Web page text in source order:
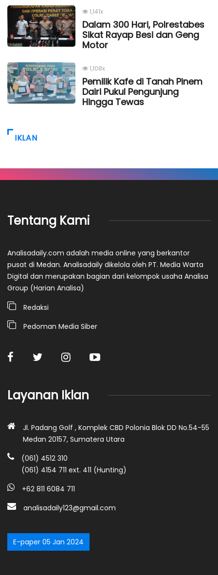
1,141x
Dalam 300 Hari, Polrestabes
Sikat Rayap Besi dan Geng
Motor
1,108x
Pemilik Kafe di Tanah Pinem
Dairi Pukul Pengunjung
Hingga Tewas
IKLAN
Tentang Kami
Analisadaily.com adalah media online yang berkantor
pusat di Medan. Analisadaily dikelola oleh PT. Media Warta
Digital dan merupakan bagian dari kelompok usaha Analisa
Group (Harian Analisa)
Redaksi
Pedoman Media Siber
Layanan Iklan
Jl. Padang Golf , Komplek CBD Polonia Blok DD No.54-55
Medan 20157, Sumatera Utara
(061) 4512 310
(061) 4154 711 ext. 411 (Hunting)
+62 811 6084 711
analisadaily123@gmail.com
E-paper 05 Jan 2024